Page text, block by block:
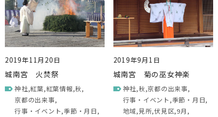
2019年11月20日
城南宮 火焚祭
神社 紅葉 紅葉情報 秋
京都の出来事
行事・イベント 季節・月日
2019年9月1日
城南宮 菊の巫女神楽
神社 秋 京都の出来事
行事・イベント 季節・月日
地域 見所 伏見区 9月